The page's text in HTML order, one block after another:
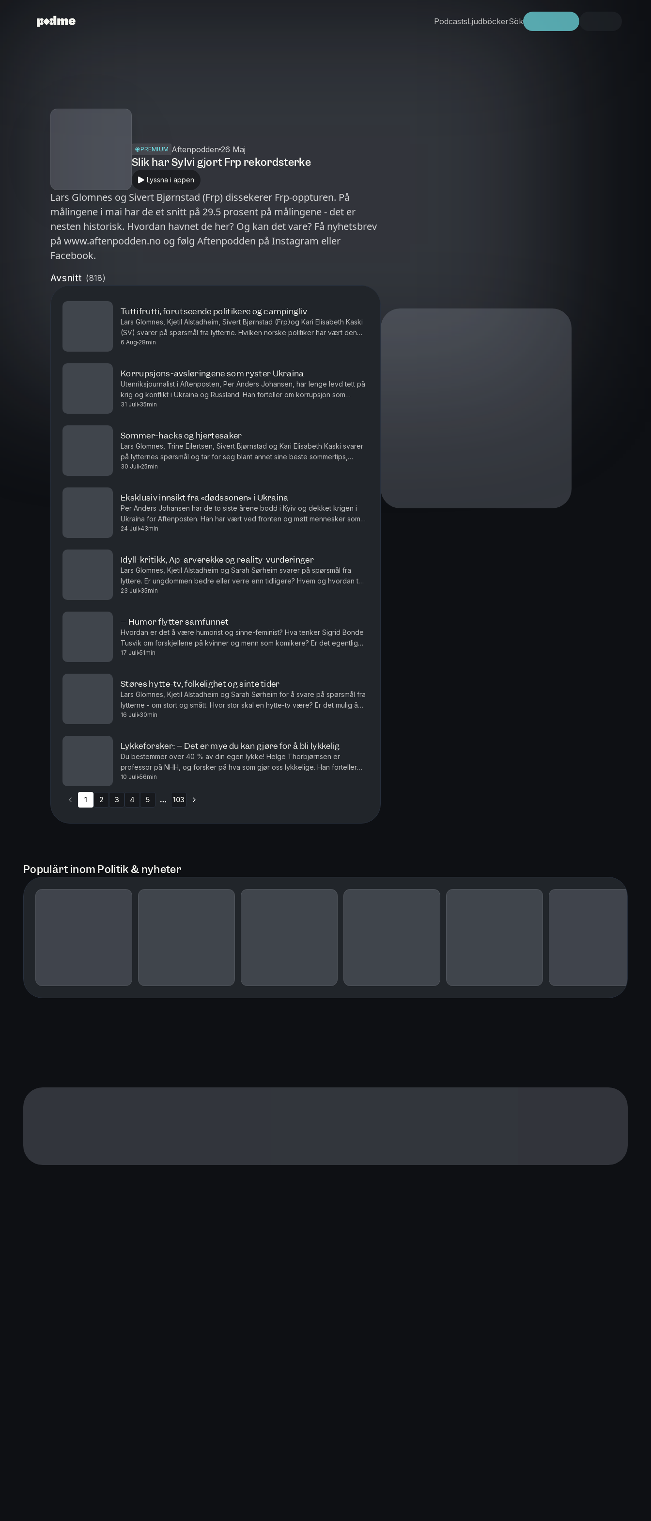
PodcastsLjudböckerSök
PREMIUM Aftenpodden 26 Maj
Slik har Sylvi gjort Frp rekordsterke
Lyssna i appen
Lars Glomnes og Sivert Bjørnstad (Frp) dissekerer Frp-oppturen. På
målingene i mai har de et snitt på 29.5 prosent på målingene - det er
nesten historisk. Hvordan havnet de her? Og kan det vare? Få nyhetsbrev
på www.aftenpodden.no og følg Aftenpodden på Instagram eller
Facebook.
Avsnitt (818)
Tuttifrutti, forutseende politikere og campingliv
Lars Glomnes, Kjetil Alstadheim, Sivert Bjørnstad (Frp)og Kari Elisabeth Kaski
(SV) svarer på spørsmål fra lytterne. Hvilken norske politiker har vært den
6 Aug 28min
Korrupsjons-avsløringene som ryster Ukraina
Utenriksjournalist i Aftenposten, Per Anders Johansen, har lenge levd tett på
krig og konflikt i Ukraina og Russland. Han forteller om korrupsjon som
nærmer seg presidentens innerste sirkler, og hvorf...
31 Juli 35min
Sommer-hacks og hjertesaker
Lars Glomnes, Trine Eilertsen, Sivert Bjørnstad og Kari Elisabeth Kaski svarer
på lytternes spørsmål og tar for seg blant annet sine beste sommertips,
hvilke saker de virkelig brenner for og hvem som ...
30 Juli 25min
Eksklusiv innsikt fra «dødssonen» i Ukraina
Per Anders Johansen har de to siste årene bodd i Kyiv og dekket krigen i
Ukraina for Aftenposten. Han har vært ved fronten og møtt mennesker som
har gått fra å ha helt vanlige jobber og liv, til å nå ...
24 Juli 43min
Idyll-kritikk, Ap-arverekke og reality-vurderinger
Lars Glomnes, Kjetil Alstadheim og Sarah Sørheim svarer på spørsmål fra
lyttere. Er ungdommen bedre eller verre enn tidligere? Hvem og hvordan tar
noen over etter Jonas Gahr Støre og Trygve Slagsvold ...
23 Juli 35min
– Humor flytter samfunnet
Hvordan er det å være humorist og sinne-feminist? Hva tenker Sigrid Bonde
Tusvik om forskjellene på kvinner og menn som komikere? Er det egentlig
lov til å kødde med kongen? Og Sigrid forteller om hva...
17 Juli 51min
Støres hytte-tv, folkelighet og sinte tider
Lars Glomnes, Kjetil Alstadheim og Sarah Sørheim for å svare på spørsmål fra
lytterne - om stort og smått. Hvor stor skal en hytte-tv være? Er det mulig å
være folkelig som toppolitiker - og kommer d...
16 Juli 30min
Lykkeforsker: – Det er mye du kan gjøre for å bli lykkelig
Du bestemmer over 40 % av din egen lykke! Helge Thorbjørnsen er
professor på NHH, og forsker på hva som gjør oss lykkelige. Han forteller
hva som er de verste lykketyvene, og hvilke ting du bør fokuse...
10 Juli 56min
1 2 3 4 5 103
Populärt inom Politik & nyheter